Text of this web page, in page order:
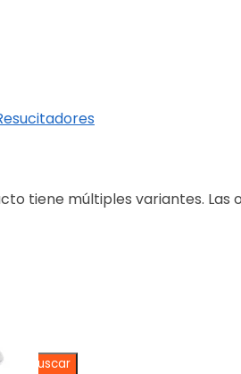
tiene múltiples variantes.